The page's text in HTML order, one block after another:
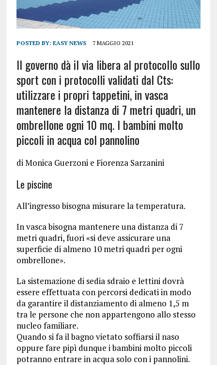
POSTED BY: EASY NEWS 7 MAGGIO 2021
Il governo dà il via libera al protocollo sullo
sport con i protocolli validati dal Cts:
utilizzare i propri tappetini, in vasca
mantenere la distanza di 7 metri quadri, un
ombrellone ogni 10 mq. I bambini molto
piccoli in acqua col pannolino
di Monica Guerzoni e Fiorenza Sarzanini
Le piscine
All’ingresso bisogna misurare la temperatura.
In vasca bisogna mantenere una distanza di 7
metri quadri, fuori «si deve assicurare una
superficie di almeno 10 metri quadri per ogni
ombrellone».
La sistemazione di sedia sdraio e lettini dovrà
essere effettuata con percorsi dedicati in modo
da garantire il distanziamento di almeno 1,5 m
tra le persone che non appartengono allo stesso
nucleo familiare.
Quando si fa il bagno vietato soffiarsi il naso
oppure fare pipì dunque i bambini molto piccoli
potranno entrare in acqua solo con i pannolini.